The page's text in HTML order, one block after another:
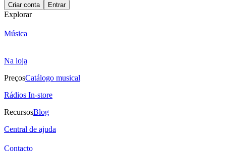
Criar conta Entrar
Explorar
Música
Na loja
PreçosCatálogo musical
Rádios In-store
RecursosBlog
Central de ajuda
Contacto